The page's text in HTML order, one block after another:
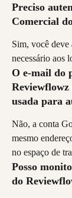
Preciso
Comercial
Sim, você deve
necessário aos
O e-mail do
Reviewflowz
usada para
Não, a conta
mesmo
no espaço de
Posso
do